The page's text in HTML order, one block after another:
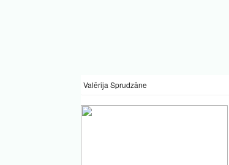
Valērija Sprudzāne